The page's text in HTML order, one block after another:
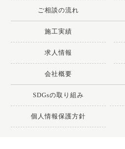
ご相談の流れ
施工実績
求人情報
会社概要
SDGsの取り組み
個人情報保護方針